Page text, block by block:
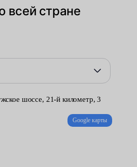
топлива и количества вредных
в выхлопных газах.
только избавиться от возникших
службы компонентов топливной
всей стране
шоссе, 21-й километр, 3
Google карты